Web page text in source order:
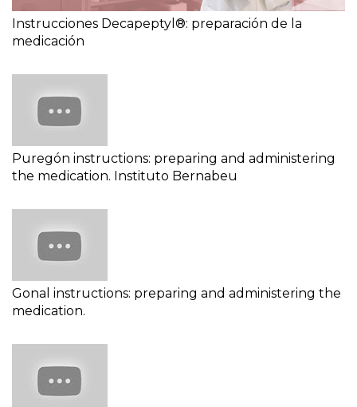
Instrucciones Decapeptyl®: preparación de la
medicación
Puregón instructions: preparing and administering
the medication. Instituto Bernabeu
Gonal instructions: preparing and administering the
medication.